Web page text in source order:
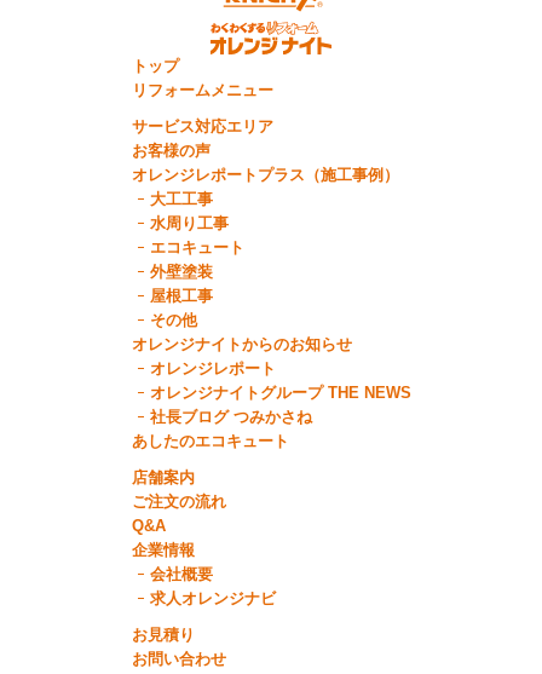
トップ
リフォームメニュー
サービス対応エリア
お客様の声
オレンジレポートプラス（施工事例）
大工工事
水周り工事
エコキュート
外壁塗装
屋根工事
その他
オレンジナイトからのお知らせ
オレンジレポート
オレンジナイトグループ THE NEWS
社長ブログ つみかさね
あしたのエコキュート
店舗案内
ご注文の流れ
Q&A
企業情報
会社概要
求人オレンジナビ
お見積り
お問い合わせ